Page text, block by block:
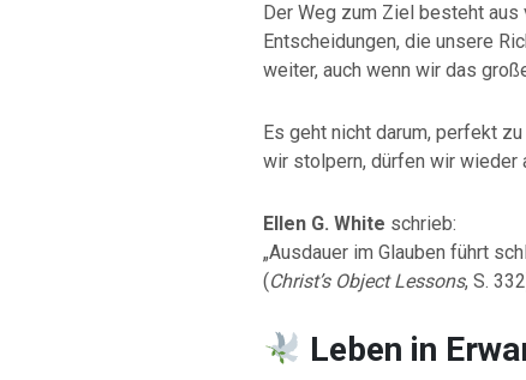
Der Weg zum Ziel besteht
Entscheidungen, die unsere
weiter, auch wenn wir das
Es geht nicht darum, perfekt
wir stolpern, dürfen wir wieder
Ellen G. White schrieb:
„Ausdauer im Glauben führt
(Christ’s Object Lessons, S.
Leben in